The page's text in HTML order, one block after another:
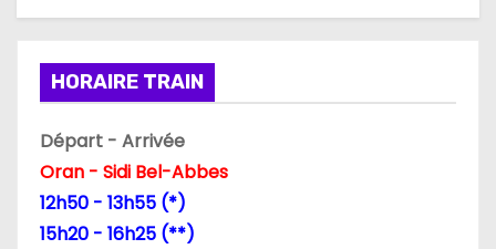
o
n
d
e
HORAIRE TRAIN
Départ - Arrivée
Oran - Sidi Bel-Abbes
12h50 - 13h55 (*)
15h20 - 16h25 (**)